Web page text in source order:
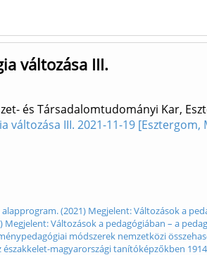
változása III.
és Társadalomtudományi Kar,
változása III. 2021-11-19 [Esztergom,
(2021) Megjelent: Változások a
Változások a pedagógiában – a
módszerek nemzetközi
magyarországi tanítóképzőkben